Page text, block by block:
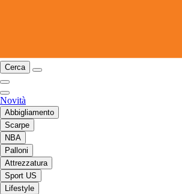
Cerca
Novità
Abbigliamento
Scarpe
NBA
Palloni
Attrezzatura
Sport US
Lifestyle